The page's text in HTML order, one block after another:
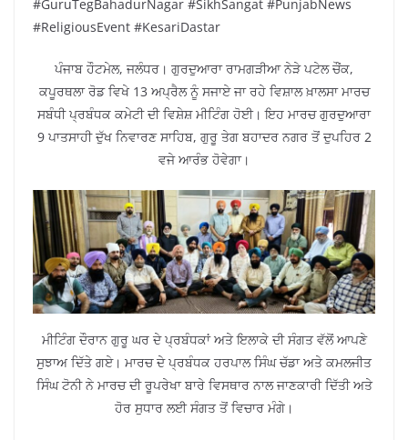
#GuruTegBahadurNagar #SikhSangat #PunjabNews
#ReligiousEvent #KesariDastar
ਪੰਜਾਬ ਹੌਟਮੇਲ, ਜਲੰਧਰ। ਗੁਰਦੁਆਰਾ ਰਾਮਗੜੀਆ ਨੇੜੇ ਪਟੇਲ ਚੌਂਕ,
ਕਪੂਰਥਲਾ ਰੋਡ ਵਿਖੇ 13 ਅਪ੍ਰੈਲ ਨੂੰ ਸਜਾਏ ਜਾ ਰਹੇ ਵਿਸ਼ਾਲ ਖ਼ਾਲਸਾ ਮਾਰਚ
ਸਬੰਧੀ ਪ੍ਰਬੰਧਕ ਕਮੇਟੀ ਦੀ ਵਿਸ਼ੇਸ਼ ਮੀਟਿੰਗ ਹੋਈ। ਇਹ ਮਾਰਚ ਗੁਰਦੁਆਰਾ
9 ਪਾਤਸਾਹੀ ਦੁੱਖ ਨਿਵਾਰਣ ਸਾਹਿਬ, ਗੁਰੂ ਤੇਗ ਬਹਾਦਰ ਨਗਰ ਤੋਂ ਦੁਪਹਿਰ 2
ਵਜੇ ਆਰੰਭ ਹੋਵੇਗਾ।
ਮੀਟਿੰਗ ਦੌਰਾਨ ਗੁਰੂ ਘਰ ਦੇ ਪ੍ਰਬੰਧਕਾਂ ਅਤੇ ਇਲਾਕੇ ਦੀ ਸੰਗਤ ਵੱਲੋਂ ਆਪਣੇ
ਸੁਝਾਅ ਦਿੱਤੇ ਗਏ। ਮਾਰਚ ਦੇ ਪ੍ਰਬੰਧਕ ਹਰਪਾਲ ਸਿੰਘ ਚੱਡਾ ਅਤੇ ਕਮਲਜੀਤ
ਸਿੰਘ ਟੋਨੀ ਨੇ ਮਾਰਚ ਦੀ ਰੂਪਰੇਖਾ ਬਾਰੇ ਵਿਸਥਾਰ ਨਾਲ ਜਾਣਕਾਰੀ ਦਿੱਤੀ ਅਤੇ
ਹੋਰ ਸੁਧਾਰ ਲਈ ਸੰਗਤ ਤੋਂ ਵਿਚਾਰ ਮੰਗੇ।